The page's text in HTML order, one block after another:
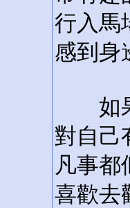
行入馬
感到身
如果
對自己
凡事都
喜歡去